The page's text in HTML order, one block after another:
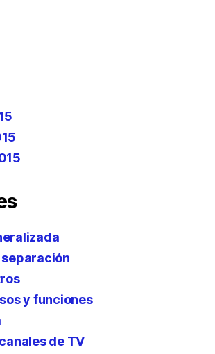
y funciones
de TV